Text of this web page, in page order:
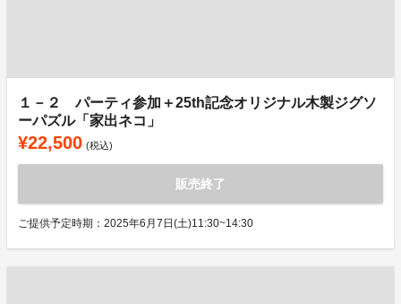
１－２ パーティ参加＋25th記念オリジナル木製ジグソ
ーパズル「家出ネコ」
¥22,500 (税込)
販売終了
ご提供予定時期：2025年6月7日(土)11:30~14:30